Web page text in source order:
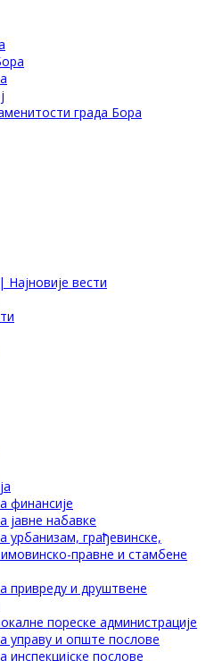
града Бора
вести
финансије
набавке
грађевинске,
правне и стамбене
и друштвене
пореске администрације
и опште послове
послове